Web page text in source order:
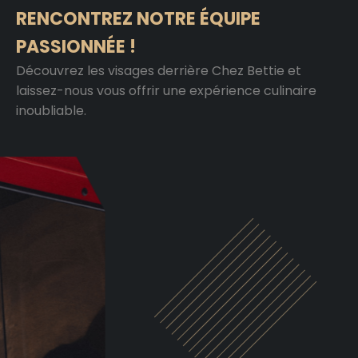
RENCONTREZ NOTRE ÉQUIPE
PASSIONNÉE !
Découvrez les visages derrière Chez Bettie et
laissez-nous vous offrir une expérience culinaire
inoubliable.